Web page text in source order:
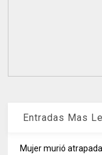
Entradas Mas
Mujer murió